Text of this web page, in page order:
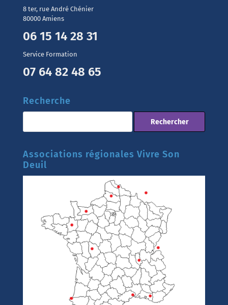
8 ter, rue André Chénier
80000 Amiens
06 15 14 28 31
Service Formation
07 64 82 48 65
Recherche
Associations régionales Vivre Son
Deuil